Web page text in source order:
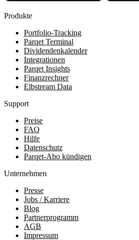
Produkte
Portfolio-Tracking
Parqet Terminal
Dividendenkalender
Integrationen
Parqet Insights
Finanzrechner
Elbstream Data
Support
Preise
FAQ
Hilfe
Datenschutz
Parqet-Abo kündigen
Unternehmen
Presse
Jobs / Karriere
Blog
Partnerprogramm
AGB
Impressum